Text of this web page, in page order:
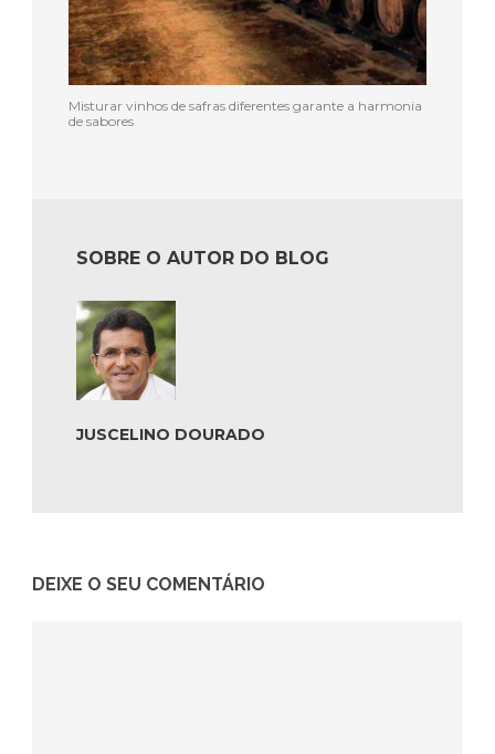
Misturar vinhos de safras diferentes garante a harmonia
de sabores
SOBRE O AUTOR DO BLOG
JUSCELINO DOURADO
DEIXE O SEU COMENTÁRIO